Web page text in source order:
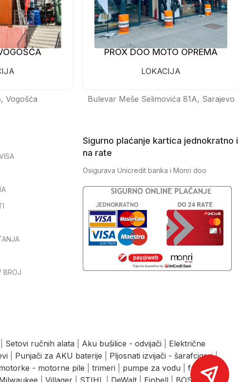
Vogošća
PROX DOO MOTO OPREMA
LOKACIJA
Bulevar Meše Selimovića 81A, Sarajevo
BROJ
Sigurno plaćanje kartica jednokratno i
na rate
Osigurava Unicredit banka i Monri doo
Setovi ručnih alata Aku bušilice - odvijači
Električne
Punjači za AKU baterije Pljosnati izvijači - šarafcigeri|
- motorne pile trimeri pumpe za vodu freze|
Villager STIHL DeWalt Einhell BOSCH |